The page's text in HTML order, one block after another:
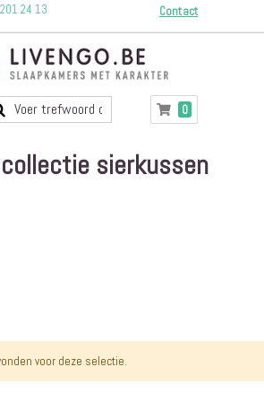
24 13 Contact
Winkelwagen
0producten
sierkussen
voor deze selectie.